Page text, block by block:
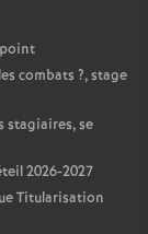
point
combats ?, stage
stagiaires, se
2026-2027
Titularisation